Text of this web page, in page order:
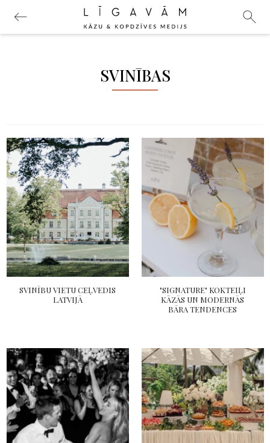
SVINĪBAS
SVINĪBU VIETU CEĻVEDIS
LATVIJĀ
"SIGNATURE" KOKTEIĻI
KĀZĀS UN MODERNĀS
BĀRA TENDENCES